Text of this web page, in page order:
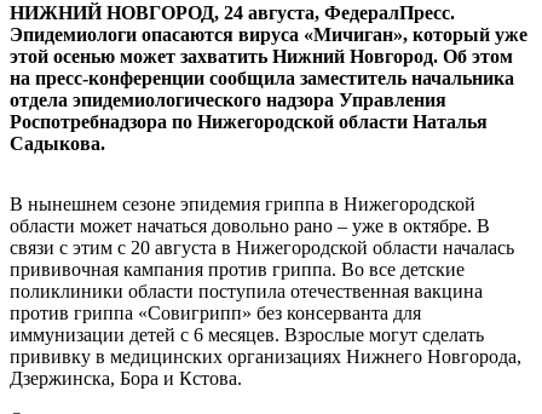
НИЖНИЙ НОВГОРОД, 24 августа, ФедералПресс.
Эпидемиологи опасаются вируса «Мичиган», который уже
этой осенью может захватить Нижний Новгород. Об этом
на пресс-конференции сообщила заместитель начальника
отдела эпидемиологического надзора Управления
Роспотребнадзора по Нижегородской области Наталья
Садыкова.
В нынешнем сезоне эпидемия гриппа в Нижегородской
области может начаться довольно рано – уже в октябре. В
связи с этим с 20 августа в Нижегородской области началась
прививочная кампания против гриппа. Во все детские
поликлиники области поступила отечественная вакцина
против гриппа «Совигрипп» без консерванта для
иммунизации детей с 6 месяцев. Взрослые могут сделать
прививку в медицинских организациях Нижнего Новгорода,
Дзержинска, Бора и Кстова.